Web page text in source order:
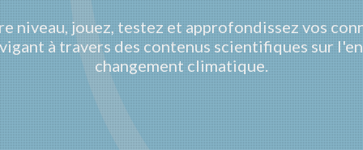
niveau, jouez, testez et approfondissez vos
à travers des contenus scientifiques sur
changement climatique.